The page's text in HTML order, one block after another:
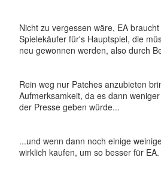
Nicht zu vergessen wäre, EA
Spielekäufer für's Hauptspiel, die
neu gewonnen werden, also durch
Rein weg nur Patches anzubieten
Aufmerksamkeit, da es dann
der Presse geben würde...
...und wenn dann noch einige
wirklich kaufen, um so besser für EA.